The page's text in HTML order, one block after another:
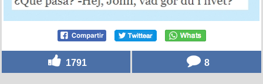
1791 8